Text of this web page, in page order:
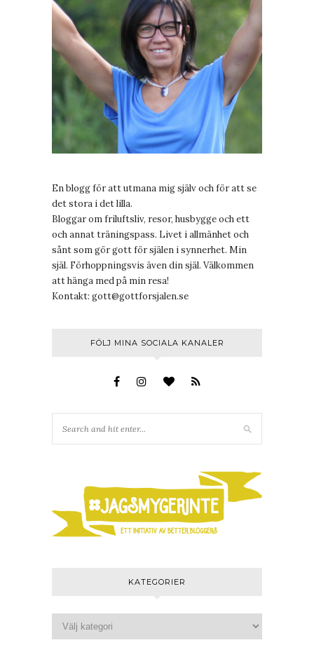
En blogg för att utmana mig själv och för att se
det stora i det lilla.
Bloggar om friluftsliv, resor, husbygge och ett
och annat träningspass. Livet i allmänhet och
sånt som gör gott för själen i synnerhet. Min
själ. Förhoppningsvis även din själ. Välkommen
att hänga med på min resa!
Kontakt: gott@gottforsjalen.se
FÖLJ MINA SOCIALA KANALER
KATEGORIER